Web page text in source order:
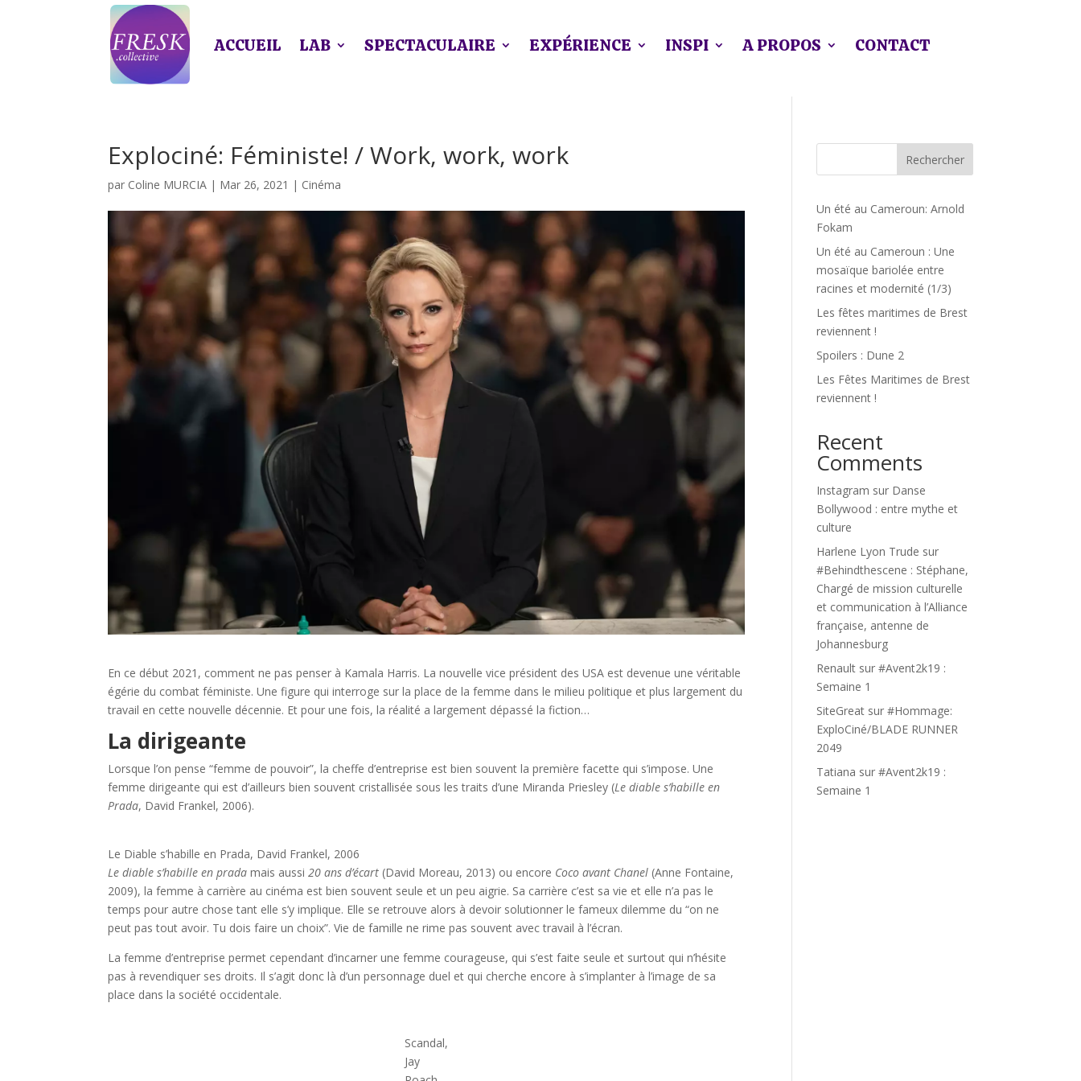
ACCUEIL LAB SPECTACULAIRE EXPÉRIENCE INSPI A PROPOS CONTACT
Explociné: Féministe! / Work, work, work
par Coline MURCIA | Mar 26, 2021 | Cinéma
En ce début 2021, comment ne pas penser à Kamala Harris. La nouvelle vice président des USA est devenue une véritable
égérie du combat féministe. Une figure qui interroge sur la place de la femme dans le milieu politique et plus largement du
travail en cette nouvelle décennie. Et pour une fois, la réalité a largement dépassé la fiction…
La dirigeante
Lorsque l’on pense “femme de pouvoir”, la cheffe d’entreprise est bien souvent la première facette qui s’impose. Une
femme dirigeante qui est d’ailleurs bien souvent cristallisée sous les traits d’une Miranda Priesley (Le diable s’habille en
Prada, David Frankel, 2006).
Le Diable s’habille en Prada, David Frankel, 2006
Le diable s’habille en prada mais aussi20 ans d’écart (David Moreau, 2013) ou encore Coco avant Chanel (Anne Fontaine,
2009), la femme à carrière au cinéma est bien souvent seule et un peu aigrie. Sa carrière c’est sa vie et elle n’a pas le
temps pour autre chose tant elle s’y implique. Elle se retrouve alors à devoir solutionner le fameux dilemme du “on ne
peut pas tout avoir. Tu dois faire un choix”. Vie de famille ne rime pas souvent avec travail à l’écran.
La femme d’entreprise permet cependant d’incarner une femme courageuse, qui s’est faite seule et surtout qui n’hésite
pas à revendiquer ses droits. Il s’agit donc là d’un personnage duel et qui cherche encore à s’implanter à l’image de sa
place dans la société occidentale.
Scandal,
Jay
Rechercher
Un été au Cameroun: Arnold
Fokam
Un été au Cameroun : Une
mosaïque bariolée entre
racines et modernité (1/3)
Les fêtes maritimes de Brest
reviennent !
Spoilers : Dune 2
Les Fêtes Maritimes de Brest
reviennent !
Recent
Comments
Instagram sur Danse
Bollywood : entre mythe et
culture
Harlene Lyon Trude sur
#Behindthescene : Stéphane,
Chargé de mission culturelle
et communication à l’Alliance
française, antenne de
Johannesburg
Renault sur#Avent2k19 :
Semaine 1
SiteGreat sur#Hommage:
ExploCiné/BLADE RUNNER
2049
Tatiana sur#Avent2k19 :
Semaine 1